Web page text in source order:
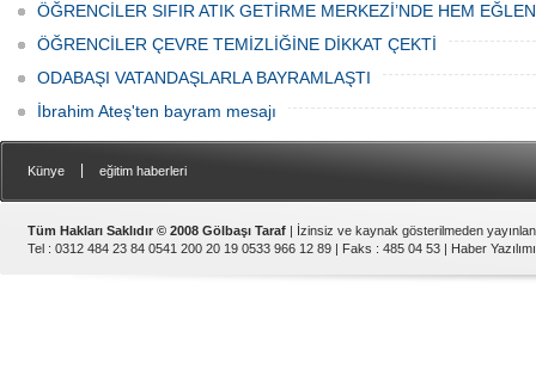
ÖĞRENCİLER SIFIR ATIK GETİRME MERKEZİ’NDE HEM
ÖĞRENCİLER ÇEVRE TEMİZLİĞİNE DİKKAT ÇEKTİ
ODABAŞI VATANDAŞLARLA BAYRAMLAŞTI
İbrahim Ateş'ten bayram mesajı
Künye eğitim haberleri
Tüm Hakları Saklıdır © 2008 Gölbaşı Taraf | İzinsiz ve kaynak gösterilmeden
Tel : 0312 484 23 84 0541 200 20 19 0533 966 12 89 | Faks : 485 04 53 | Haber Yazılımı